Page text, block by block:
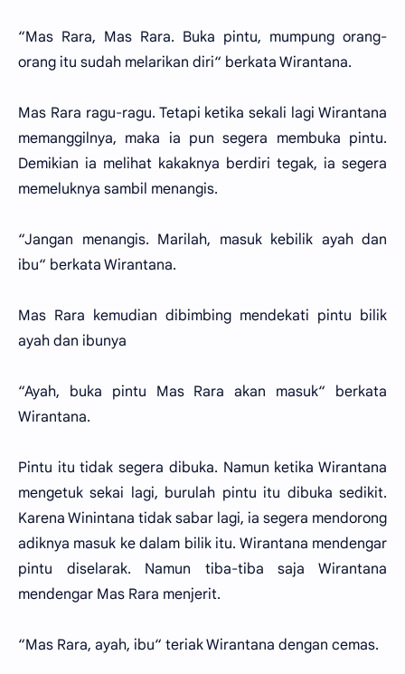
“Mas Rara, Mas Rara. Buka pintu, mumpung orang-
orang itu sudah melarikan diri“ berkata Wirantana.
Mas Rara ragu-ragu. Tetapi ketika sekali lagi Wirantana
memanggilnya, maka ia pun segera membuka pintu.
Demikian ia melihat kakaknya berdiri tegak, ia segera
memeluknya sambil menangis.
“Jangan menangis. Marilah, masuk kebilik ayah dan
ibu“ berkata Wirantana.
Mas Rara kemudian dibimbing mendekati pintu bilik
ayah dan ibunya
“Ayah, buka pintu Mas Rara akan masuk“ berkata
Wirantana.
Pintu itu tidak segera dibuka. Namun ketika Wirantana
mengetuk sekai lagi, burulah pintu itu dibuka sedikit.
Karena Winintana tidak sabar lagi, ia segera mendorong
adiknya masuk ke dalam bilik itu. Wirantana mendengar
pintu diselarak. Namun tiba-tiba saja Wirantana
mendengar Mas Rara menjerit.
“Mas Rara, ayah, ibu“ teriak Wirantana dengan cemas.